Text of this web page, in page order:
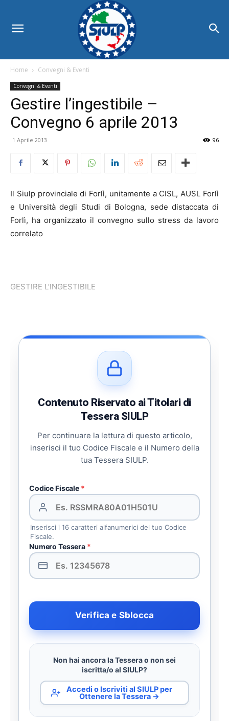
Home Convegni & Eventi
Convegni & Eventi
Gestire l’ingestibile –
Convegno 6 aprile 2013
1 Aprile 2013 96
Il Siulp provinciale di Forlì, unitamente a CISL, AUSL Forlì
e Università degli Studi di Bologna, sede distaccata di
Forlì, ha organizzato il convegno sullo stress da lavoro
correlato
GESTIRE L’INGESTIBILE
Contenuto Riservato ai Titolari di
Tessera SIULP
Per continuare la lettura di questo articolo,
inserisci il tuo Codice Fiscale e il Numero della
tua Tessera SIULP.
Codice Fiscale *
Inserisci i 16 caratteri alfanumerici del tuo Codice
Fiscale.
Numero Tessera *
Verifica e Sblocca
Non hai ancora la Tessera o non sei
iscritta/o al SIULP?
Accedi o Iscriviti al SIULP per
Ottenere la Tessera →